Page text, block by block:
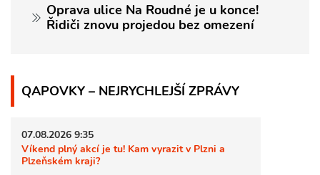
Oprava ulice Na Roudné je u konce!
Řidiči znovu projedou bez omezení
QAPOVKY – NEJRYCHLEJŠÍ ZPRÁVY
07.08.2026 9:35
Víkend plný akcí je tu! Kam vyrazit v Plzni a
Plzeňském kraji?